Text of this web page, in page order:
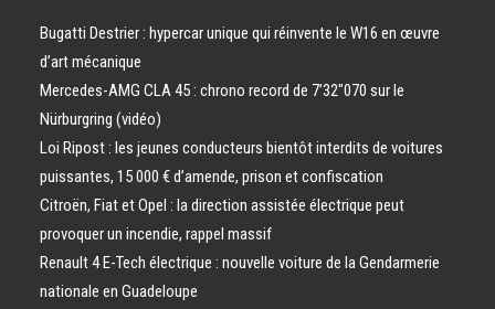
Bugatti Destrier : hypercar unique qui réinvente le W16 en œuvre
d’art mécanique
Mercedes-AMG CLA 45 : chrono record de 7’32″070 sur le
Nürburgring (vidéo)
Loi Ripost : les jeunes conducteurs bientôt interdits de voitures
puissantes, 15 000 € d’amende, prison et confiscation
Citroën, Fiat et Opel : la direction assistée électrique peut
provoquer un incendie, rappel massif
Renault 4 E-Tech électrique : nouvelle voiture de la Gendarmerie
nationale en Guadeloupe